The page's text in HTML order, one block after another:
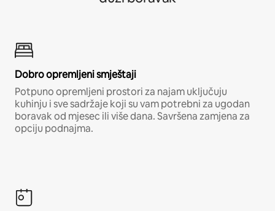
Dobro opremljeni smještaji
Potpuno opremljeni prostori za najam uključuju
kuhinju i sve sadržaje koji su vam potrebni za ugodan
boravak od mjesec ili više dana. Savršena zamjena za
opciju podnajma.